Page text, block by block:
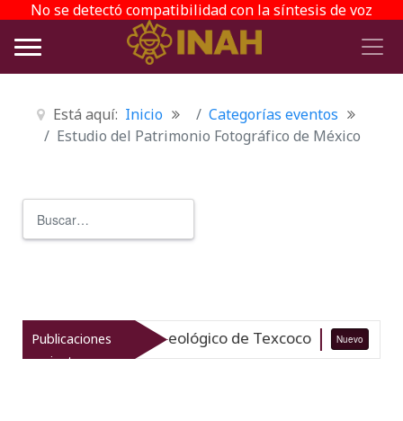
No se detectó compatibilidad con la síntesis de voz
Está aquí: Inicio
Categorías eventos
Estudio del Patrimonio Fotográfico de México
Publicaciones
recientes
el patrimonio arqueológico de Texcoco Nuevo